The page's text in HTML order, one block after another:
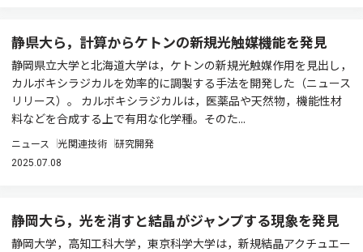
静県大ら，計算からケトンの新規光触媒機能を発見
静岡県立大学と北海道大学は，ケトンの新規光触媒作用を見出し，
カルボキシラジカルを効率的に調製する手法を開発した（ニュース
リリース）。 カルボキシラジカルは，医薬品や天然物，機能性材
料などを合成する上で有用な化学種。そのた...
ニュース 光関連技術 研究開発
2025.07.08
静岡大ら，光を消すと結晶がジャンプする現象を発見
静岡大学，高知工科大学，東京科学大学は，新規結晶アクチュエー